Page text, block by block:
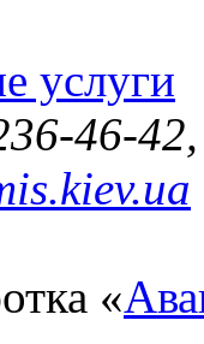
услуги
46-
«